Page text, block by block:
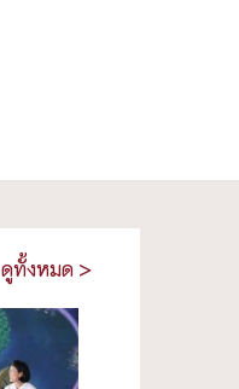
ดูทั้งหมด >